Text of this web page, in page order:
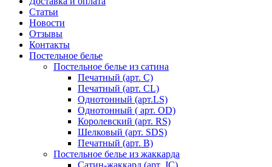
Статьи
Новости
Отзывы
Контакты
Постельное белье
Постельное белье из сатина
Печатный (арт. С)
Печатный (арт. СL)
Однотонный (арт.LS)
Однотонный ( арт. OD)
Королевский (арт. RS)
Шелковый (арт. SDS)
Печатный (арт. В)
Постельное белье из жаккарда
Сатин-жаккард (арт. JC)